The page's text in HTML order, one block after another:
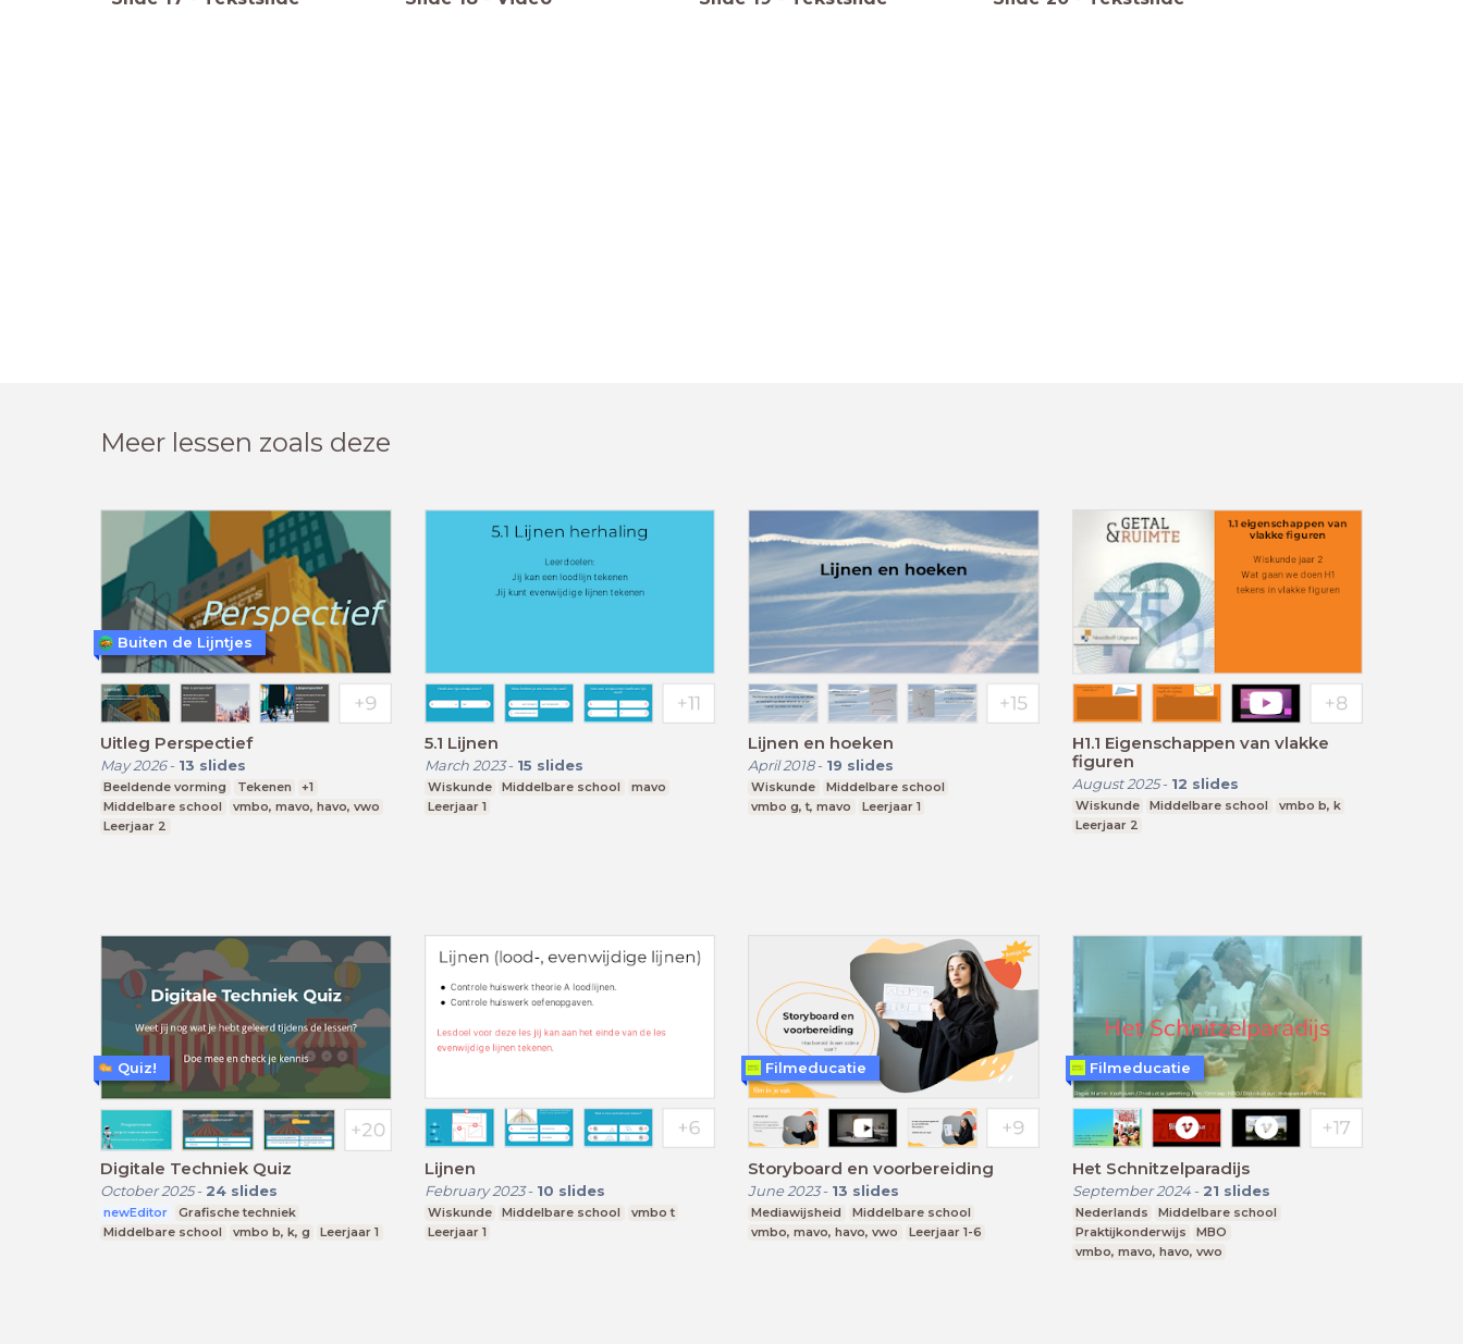
Meer lessen zoals deze
Uitleg Perspectief
May 2026- 13 slides
Beeldende vorming Tekenen
+1
Middelbare school
vmbo, mavo, havo, vwo
Leerjaar 2
Buiten de Lijntjes
5.1 Lijnen
March 2023- 15 slides
Wiskunde Middelbare school
mavo
Leerjaar 1
Lijnen en hoeken
April 2018- 19 slides
Wiskunde
Middelbare school
vmbo g, t, mavo
Leerjaar 1
H1.1 Eigenschappen van vlakke
figuren
August 2025- 12 slides
Wiskunde Middelbare school
vmbo b, k
Leerjaar 2
Digitale Techniek Quiz
October 2025- 24 slides
newEditor
Grafische techniek
Middelbare school
vmbo b, k, g Leerjaar 1
Quiz!
Lijnen
February 2023- 10 slides
Wiskunde Middelbare school
vmbo t
Leerjaar 1
Storyboard en voorbereiding
June 2023- 13 slides
Mediawijsheid
Middelbare school
vmbo, mavo, havo, vwo
Leerjaar 1-6
Filmeducatie
Het Schnitzelparadijs
September 2024- 21 slides
Nederlands
Middelbare school
Praktijkonderwijs
MBO
vmbo, mavo, havo, vwo
Filmeducatie